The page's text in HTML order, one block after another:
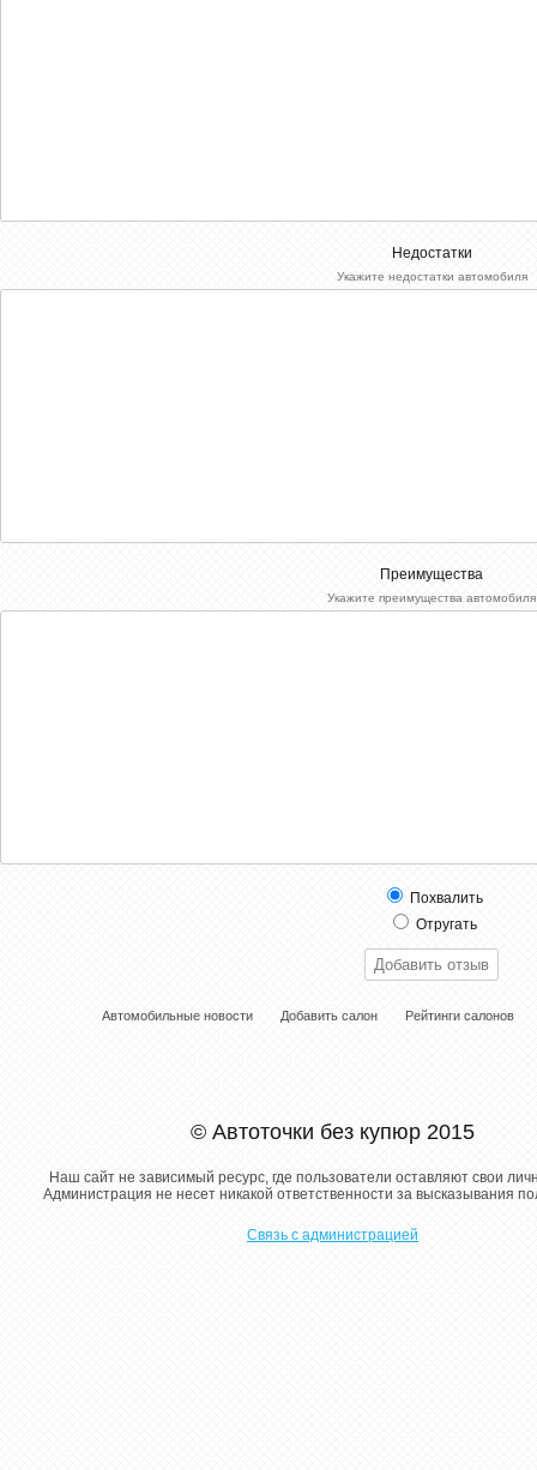
Недостатки
Укажите недостатки автомобиля
Преимущества
Укажите преимущества автомобиля
Похвалить
Отругать
Автомобильные новости Добавить салон Рейтинги салонов
© Автоточки без купюр 2015
Наш сайт не зависимый ресурс, где пользователи оставляют свои
Администрация не несет никакой ответственности за высказывания
Связь с администрацией